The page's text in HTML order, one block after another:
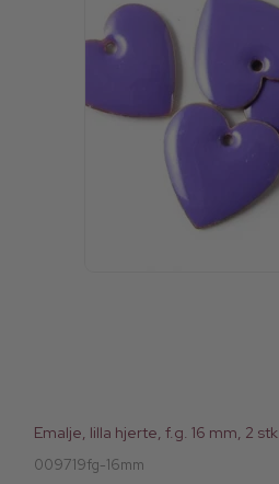
Emalje, lilla hjerte, f.g. 16 mm, 2 stk.
009719fg-16mm